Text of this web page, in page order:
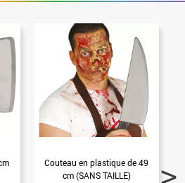
Couteau en plastique de 49
cm (SANS TAILLE)